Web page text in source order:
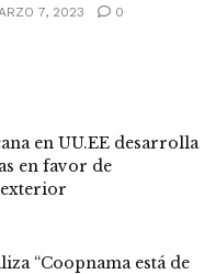
7, 2023 0
en UU.EE desarrolla
en favor de
“Coopnama está de